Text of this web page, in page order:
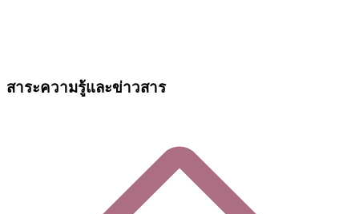
สาระความรู้และข่าวสาร